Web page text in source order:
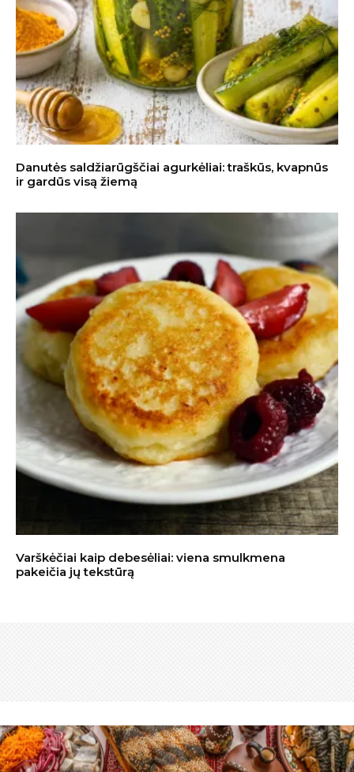
Danutės saldžiarūgščiai agurkėliai: traškūs, kvapnūs
ir gardūs visą žiemą
Varškėčiai kaip debesėliai: viena smulkmena
pakeičia jų tekstūrą